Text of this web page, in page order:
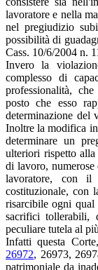
lavoratore e nella
nel pregiudizio
possibilità di
Cass. 10/6/2004 n.
Invero la
complesso di
professionalità,
posto che esso
determinazione del
Inoltre la modifica
determinare un
ulteriori rispetto
di lavoro, numerose
lavoratore, con il
costituzionale, con
risarcibile ogni
sacrifici tollerabili,
peculiare tutela al
Infatti questa
26972, 26973,
patrimoniale da